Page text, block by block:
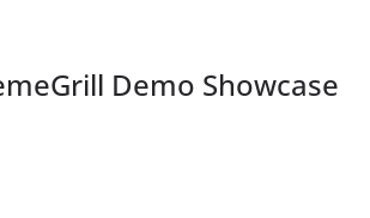
Demo Showcase